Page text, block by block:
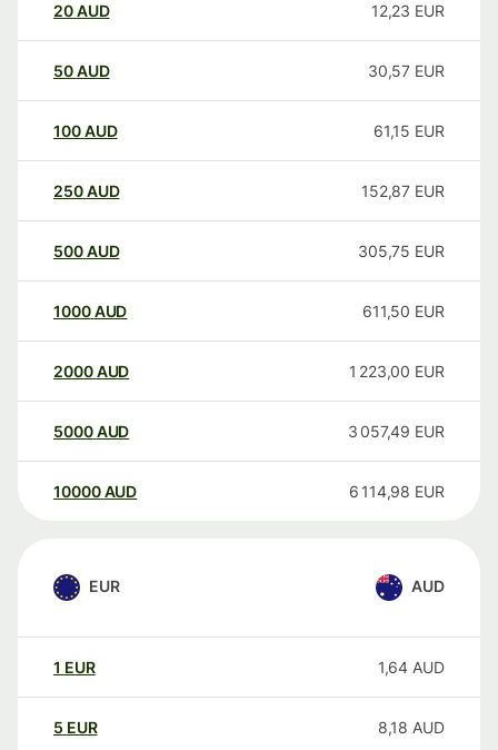
20AUD 12,23 EUR
50AUD 30,57 EUR
100AUD 61,15 EUR
250AUD 152,87 EUR
500AUD 305,75 EUR
1000AUD 611,50 EUR
2000AUD 1 223,00 EUR
5000AUD 3 057,49 EUR
10000 AUD 6 114,98 EUR
EUR AUD
1 EUR 1,64 AUD
5 EUR 8,18 AUD